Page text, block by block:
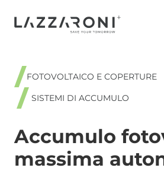
FOTOVOLTAICO E COPERTURE
SISTEMI DI ACCUMULO
Accumulo
massima